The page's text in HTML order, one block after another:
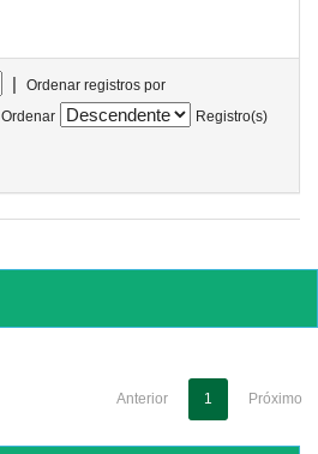
|
Ordenar registros por
Ordenar
Registro(s)
Anterior 1 Próximo